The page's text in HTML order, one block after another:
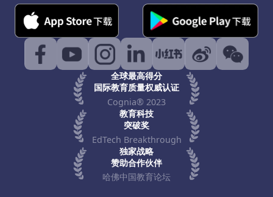
全球最高得分
国际教育质量权威认证
Cognia® 2023
教育科技
突破奖
EdTech Breakthrough
独家战略
赞助合作伙伴
哈佛中国教育论坛